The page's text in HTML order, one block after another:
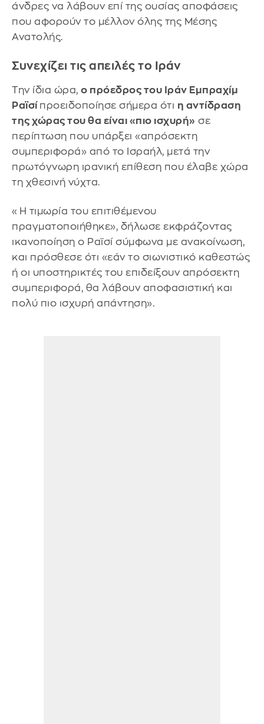
άνδρες να λάβουν επί της ουσίας αποφάσεις
που αφορούν το μέλλον όλης της Μέσης
Ανατολής.
Συνεχίζει τις απειλές το Ιράν
Την ίδια ώρα, ο πρόεδρος του Ιράν Εμπραχίμ
Ραϊσί προειδοποίησε σήμερα ότι η αντίδραση
της χώρας του θα είναι «πιο ισχυρή» σε
περίπτωση που υπάρξει «απρόσεκτη
συμπεριφορά» από το Ισραήλ, μετά την
πρωτόγνωρη ιρανική επίθεση που έλαβε χώρα
τη χθεσινή νύχτα.
«Η τιμωρία του επιτιθέμενου
πραγματοποιήθηκε», δήλωσε εκφράζοντας
ικανοποίηση ο Ραϊσί σύμφωνα με ανακοίνωση,
και πρόσθεσε ότι «εάν το σιωνιστικό καθεστώς
ή οι υποστηρικτές του επιδείξουν απρόσεκτη
συμπεριφορά, θα λάβουν αποφασιστική και
πολύ πιο ισχυρή απάντηση».